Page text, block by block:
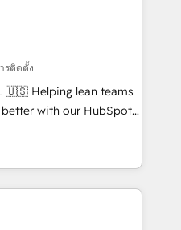
pipeline with inbound,
with UX, messaging,
results. 🤖AI
AI services. 🧩
with custom
รติดตั้ง
teams
with our HubSpot
no-shows - Improve
- Scale with less